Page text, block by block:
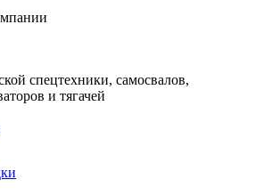
спецтехники, самосвалов,
и тягачей